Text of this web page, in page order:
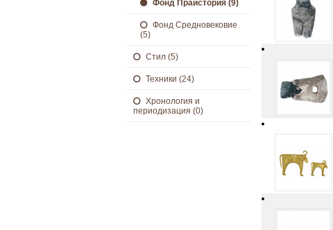
Фонд Праистория (9)
Фонд Средновековие
(5)
Стил (5)
Техники (24)
Хронология и
периодизация (0)